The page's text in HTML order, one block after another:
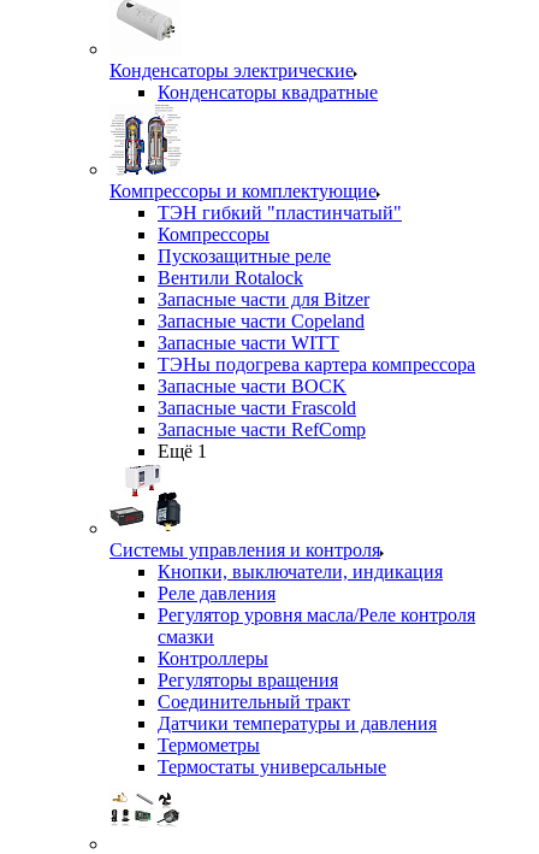
Конденсаторы электрические
Конденсаторы квадратные
Компрессоры и комплектующие
ТЭН гибкий "пластинчатый"
Компрессоры
Пускозащитные реле
Вентили Rotalock
Запасные части для Bitzer
Запасные части Copeland
Запасные части WITT
ТЭНы подогрева картера компрессора
Запасные части BOCK
Запасные части Frascold
Запасные части RefComp
Ещё 1
Системы управления и контроля
Кнопки, выключатели, индикация
Реле давления
Регулятор уровня масла/Реле контроля
смазки
Контроллеры
Регуляторы вращения
Соединительный тракт
Датчики температуры и давления
Термометры
Термостаты универсальные